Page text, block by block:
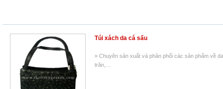
Túi xách da cá sấu
» Chuyên sản xuất và phân phối các sản phẩm về
trăn,…